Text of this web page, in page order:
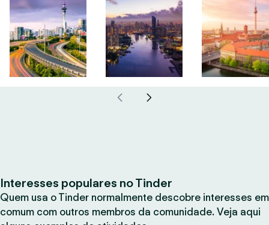
Interesses populares no Tinder
Quem usa o Tinder normalmente descobre interesses em
comum com outros membros da comunidade. Veja aqui